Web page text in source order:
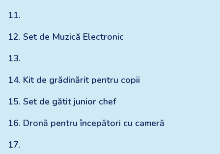
11.
12. Set de Muzică Electronic
13.
14. Kit de grădinărit pentru copii
15. Set de gătit junior chef
16. Dronă pentru începători cu cameră
17.